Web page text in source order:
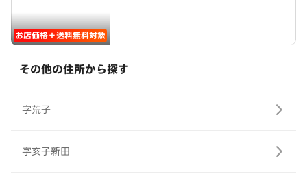
お店価格＋送料無料対象
その他の住所から探す
字荒子
字亥子新田